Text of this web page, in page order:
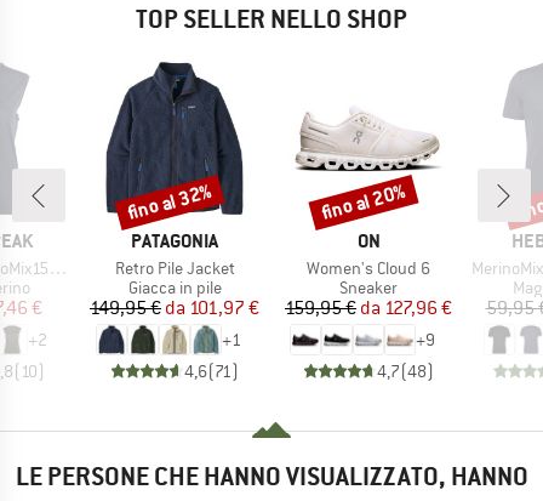
TOP SELLER NELLO SHOP
Loose Tank
ridotto
€
+2
(10)
MARCHIO
PATAGONIA
Articolo
Retro Pile Jacket
Gruppo di prodotti
Giacca in pile
Prezzo
149,95 € Prezzo ridotto
da 101,97 €
+1
4,6(71 )
Sconto
fino al 32%
MARCHIO
ON
Articolo
Women's Cloud 6
Gruppo di prodotti
Sneaker
Prezzo
159,95 € Prezzo ridotto
da 127,96 €
+9
4,7(48)
Sconto
fino al 20%
Articolo
MerinoMix150
59,95
LE PERSONE CHE HANNO VISUALIZZATO, HANNO